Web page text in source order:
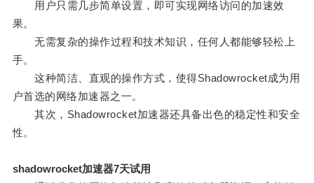
用户只需几步简单设置，即可实现网络访问的加速效
果。
无需复杂的操作过程和技术知识，任何人都能够轻松上
手。
这种简洁、直观的操作方式，使得Shadowrocket成为用
户首选的网络加速器之一。
其次，Shadowrocket加速器还具备出色的稳定性和安全
性。
shadowrocket加速器7天试用